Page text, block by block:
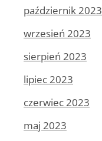
październik 2023
wrzesień 2023
sierpień 2023
lipiec 2023
czerwiec 2023
maj 2023